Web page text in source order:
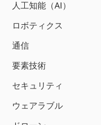
人工知能（AI）
ロボティクス
通信
要素技術
セキュリティ
ウェアラブル